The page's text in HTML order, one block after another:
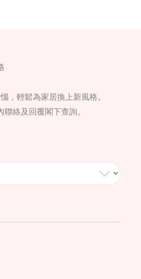
，輕鬆為家居換上新風格。
絡及回覆閣下查詢。